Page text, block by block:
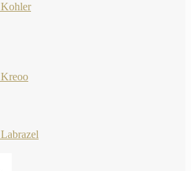
Kohler
Kreoo
Labrazel